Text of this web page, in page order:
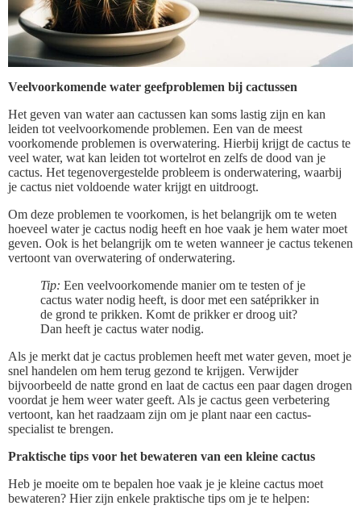
Veelvoorkomende water geefproblemen bij cactussen
Het geven van water aan cactussen kan soms lastig zijn en kan
leiden tot veelvoorkomende problemen. Een van de meest
voorkomende problemen is overwatering. Hierbij krijgt de cactus te
veel water, wat kan leiden tot wortelrot en zelfs de dood van je
cactus. Het tegenovergestelde probleem is onderwatering, waarbij
je cactus niet voldoende water krijgt en uitdroogt.
Om deze problemen te voorkomen, is het belangrijk om te weten
hoeveel water je cactus nodig heeft en hoe vaak je hem water moet
geven. Ook is het belangrijk om te weten wanneer je cactus tekenen
vertoont van overwatering of onderwatering.
Tip: Een veelvoorkomende manier om te testen of je
cactus water nodig heeft, is door met een satéprikker in
de grond te prikken. Komt de prikker er droog uit?
Dan heeft je cactus water nodig.
Als je merkt dat je cactus problemen heeft met water geven, moet je
snel handelen om hem terug gezond te krijgen. Verwijder
bijvoorbeeld de natte grond en laat de cactus een paar dagen drogen
voordat je hem weer water geeft. Als je cactus geen verbetering
vertoont, kan het raadzaam zijn om je plant naar een cactus-
specialist te brengen.
Praktische tips voor het bewateren van een kleine cactus
Heb je moeite om te bepalen hoe vaak je je kleine cactus moet
bewateren? Hier zijn enkele praktische tips om je te helpen: